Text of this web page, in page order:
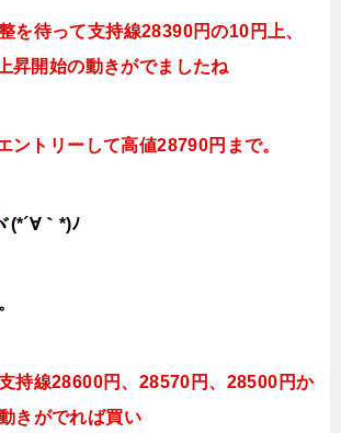
を待って支持線28390円の10円上、
昇開始の動きがでましたね
ントリーして高値28790円まで。
(*´∀｀*)ﾉ
持線28600円、28570円、28500円か
きがでれば買い